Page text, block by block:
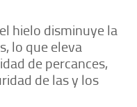
hielo disminuye la
lo que eleva
de percances,
de las y los